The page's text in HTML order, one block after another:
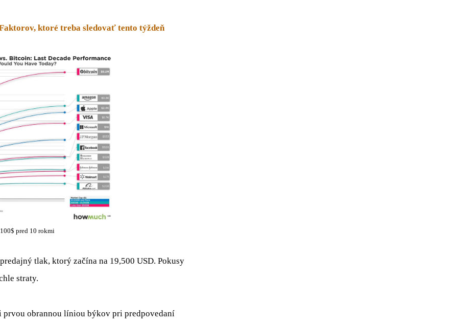
ktoré treba sledovať tento týždeň
pred 10 rokmi
tlak, ktorý začína na 19,500 USD. Pokusy
straty.
obrannou líniou býkov pri predpovedaní